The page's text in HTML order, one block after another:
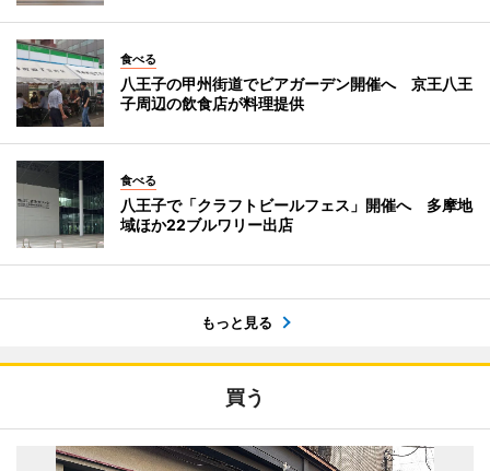
食べる
八王子の甲州街道でビアガーデン開催へ 京王八王
子周辺の飲食店が料理提供
食べる
八王子で「クラフトビールフェス」開催へ 多摩地
域ほか22ブルワリー出店
もっと見る
買う